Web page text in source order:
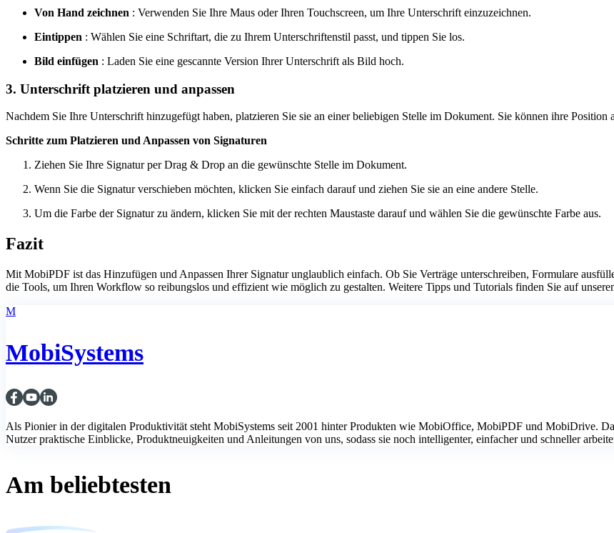
Von Hand zeichnen : Verwenden Sie Ihre Maus oder Ihren Touchscreen, um Ihre Unterschrift einzuzeichnen.
Eintippen : Wählen Sie eine Schriftart, die zu Ihrem Unterschriftenstil passt, und tippen Sie los.
Bild einfügen : Laden Sie eine gescannte Version Ihrer Unterschrift als Bild hoch.
3. Unterschrift platzieren und anpassen
Nachdem Sie Ihre Unterschrift hinzugefügt haben, platzieren Sie sie an einer beliebigen Stelle im Dokument. Sie können ihre Position
Schritte zum Platzieren und Anpassen von Signaturen
Ziehen Sie Ihre Signatur per Drag & Drop an die gewünschte Stelle im Dokument.
Wenn Sie die Signatur verschieben möchten, klicken Sie einfach darauf und ziehen Sie sie an eine andere Stelle.
Um die Farbe der Signatur zu ändern, klicken Sie mit der rechten Maustaste darauf und wählen Sie die gewünschte Farbe aus.
Fazit
Mit MobiPDF ist das Hinzufügen und Anpassen Ihrer Signatur unglaublich einfach. Ob Sie Verträge unterschreiben, Formulare
die Tools, um Ihren Workflow so reibungslos und effizient wie möglich zu gestalten. Weitere Tipps und Tutorials finden Sie auf
M
MobiSystems
Als Pionier in der digitalen Produktivität steht MobiSystems seit 2001 hinter Produkten wie MobiOffice, MobiPDF und MobiDrive.
Nutzer praktische Einblicke, Produktneuigkeiten und Anleitungen von uns, sodass sie noch intelligenter, einfacher und schneller
Am beliebtesten